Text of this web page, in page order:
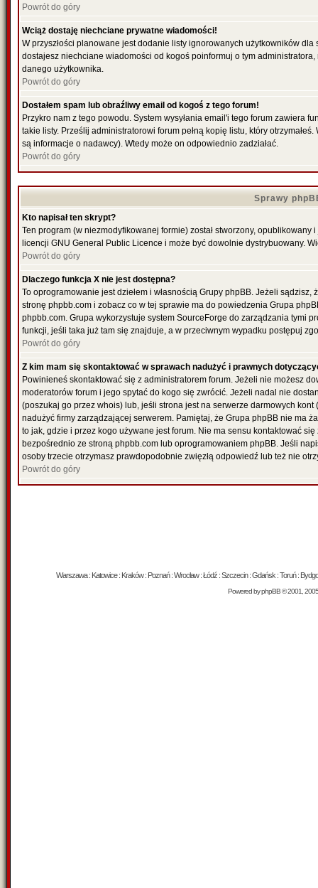
Powrót do góry
Wciąż dostaję niechciane prywatne wiadomości!
W przyszłości planowane jest dodanie listy ignorowanych użytkowników
dostajesz niechciane wiadomości od kogoś poinformuj o tym
danego użytkownika.
Powrót do góry
Dostałem spam lub obraźliwy email od kogoś z tego forum!
Przykro nam z tego powodu. System wysyłania email'i tego forum zawiera
takie listy. Prześlij administratorowi forum pełną kopię listu, który
są informacje o nadawcy). Wtedy może on odpowiednio zadziałać.
Powrót do góry
Sprawy
Kto napisał ten skrypt?
Ten program (w niezmodyfikowanej formie) został stworzony, opublikowany
licencji GNU General Public Licence i może być dowolnie dystrybuowany.
Powrót do góry
Dlaczego funkcja X nie jest dostępna?
To oprogramowanie jest dziełem i własnością Grupy phpBB. Jeżeli
stronę phpbb.com i zobacz co w tej sprawie ma do powiedzenia Grupa
phpbb.com. Grupa wykorzystuje system SourceForge do zarządzania tymi
funkcji, jeśli taka już tam się znajduje, a w przeciwnym wypadku postępuj
Powrót do góry
Z kim mam się skontaktować w sprawach nadużyć i prawnych
Powinieneś skontaktować się z administratorem forum. Jeżeli nie możesz
moderatorów forum i jego spytać do kogo się zwrócić. Jeżeli nadal nie
(poszukaj go przez whois) lub, jeśli strona jest na serwerze darmowych
nadużyć firmy zarządzającej serwerem. Pamiętaj, że Grupa phpBB nie ma
to jak, gdzie i przez kogo używane jest forum. Nie ma sensu kontaktować
bezpośrednio ze stroną phpbb.com lub oprogramowaniem phpBB. Jeśli
osoby trzecie otrzymasz prawdopodobnie zwięzłą odpowiedź lub też nie
Powrót do góry
Warszawa : Katowice : Kraków : Poznań : Wrocław : Łódź : Szczecin : Gdańsk : Toruń :
Powered byphpBB© 2001,